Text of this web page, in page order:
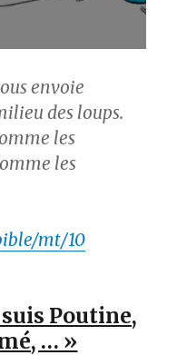
envoie
des loups.
les
les
mt/10
Poutine,
… »